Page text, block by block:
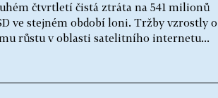
čtvrtletí čistá ztráta na 541 milionů
ve stejném období loni. Tržby vzrostly o
růstu v oblasti satelitního internetu...